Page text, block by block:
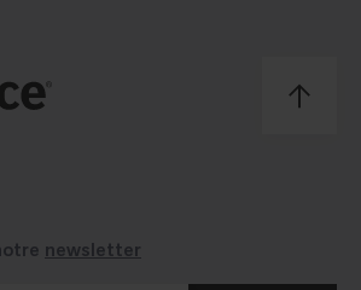
newsletter